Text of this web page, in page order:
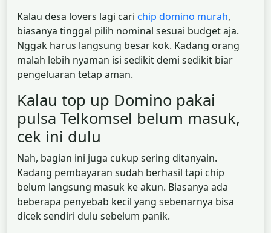
Kalau desa lovers lagi cari chip domino murah,
biasanya tinggal pilih nominal sesuai budget aja.
Nggak harus langsung besar kok. Kadang orang
malah lebih nyaman isi sedikit demi sedikit biar
pengeluaran tetap aman.
Kalau top up Domino pakai
pulsa Telkomsel belum masuk,
cek ini dulu
Nah, bagian ini juga cukup sering ditanyain.
Kadang pembayaran sudah berhasil tapi chip
belum langsung masuk ke akun. Biasanya ada
beberapa penyebab kecil yang sebenarnya bisa
dicek sendiri dulu sebelum panik.